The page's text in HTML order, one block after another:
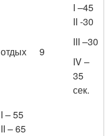
отдых 9
I –45
II -30
III –30
IV –
35
сек.
I – 55
II – 65